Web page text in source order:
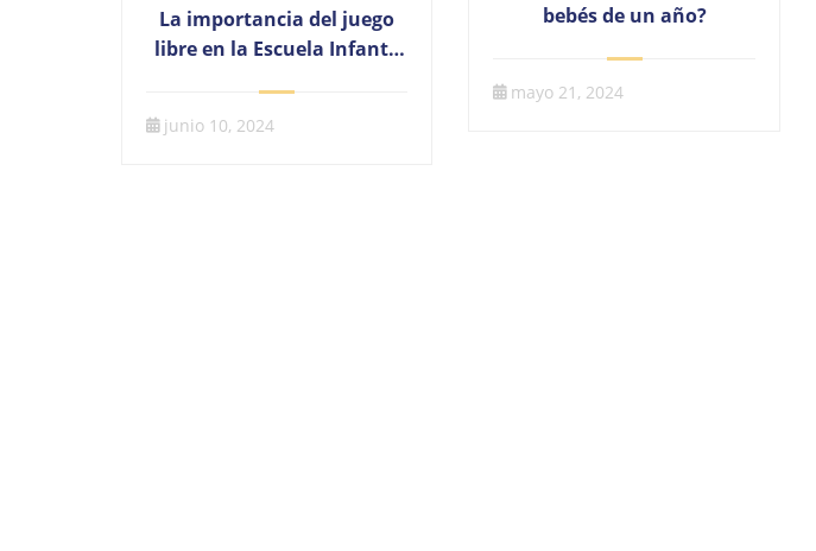
La importancia del juego
libre en la Escuela Infantil
junio 10, 2024
bebés de un año?
mayo 21, 2024